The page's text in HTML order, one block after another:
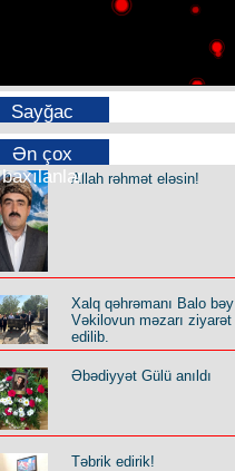
Sayğac
Ən çox
baxılanlarAllah rəhmət eləsin!
Xalq qəhrəmanı Balo bəy
Vəkilovun məzarı ziyarət
edilib.
Əbədiyyət Gülü anıldı
Təbrik edirik!